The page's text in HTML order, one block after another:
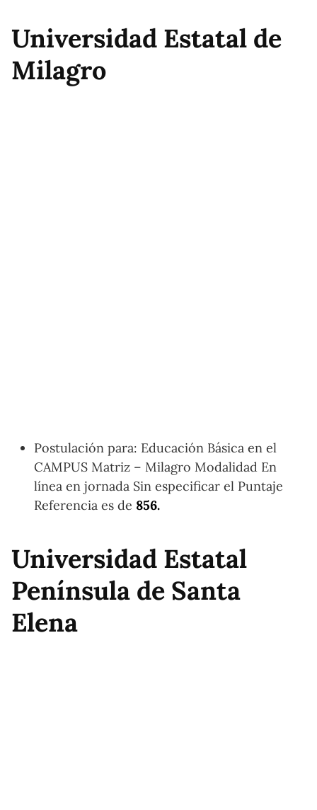
Universidad Estatal de
Milagro
Postulación para: Educación Básica en el
CAMPUS Matriz – Milagro Modalidad En
línea en jornada Sin especificar el Puntaje
Referencia es de 856.
Universidad Estatal
Península de Santa
Elena